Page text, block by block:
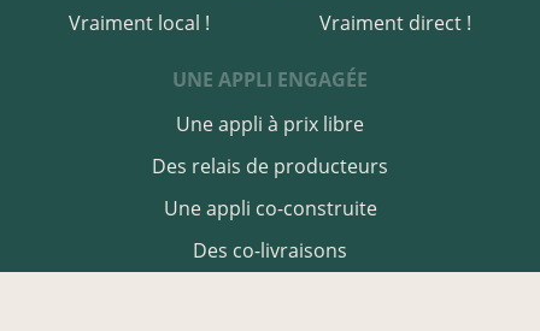
Vraiment local !
Vraiment direct !
UNE APPLI ENGAGÉE
Une appli à prix libre
Des relais de producteurs
Des co-livraisons
Une appli co-construite